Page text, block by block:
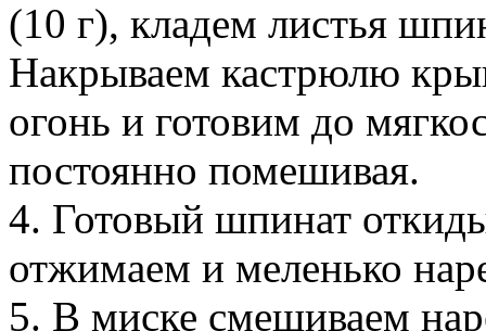
(10 г), кладем листья
Накрываем кастрюлю
огонь и готовим до
постоянно помешивая.
4. Готовый шпинат
отжимаем и меленько
5. В миске смешиваем